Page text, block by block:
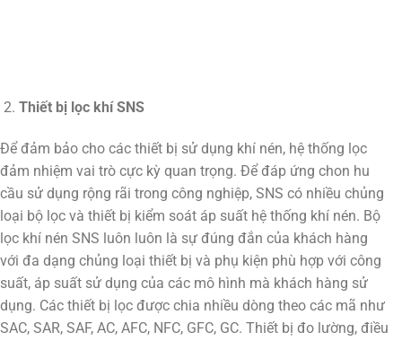
Thiết bị lọc khí SNS
Để đảm bảo cho các thiết bị sử dụng khí nén, hệ thống lọc
đảm nhiệm vai trò cực kỳ quan trọng. Để đáp ứng chon hu
cầu sử dụng rộng rãi trong công nghiệp, SNS có nhiều chủng
loại bộ lọc và thiết bị kiểm soát áp suất hệ thống khí nén. Bộ
lọc khí nén SNS luôn luôn là sự đúng đắn của khách hàng
với đa dạng chủng loại thiết bị và phụ kiện phù hợp với công
suất, áp suất sử dụng của các mô hình mà khách hàng sử
dụng. Các thiết bị lọc được chia nhiều dòng theo các mã như
SAC, SAR, SAF, AC, AFC, NFC, GFC, GC. Thiết bị đo lường, điều